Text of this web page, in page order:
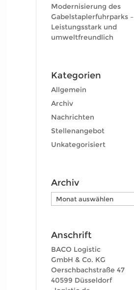
Modernisierung des
Gabelstaplerfuhrparks –
Leistungsstark und
umweltfreundlich
Kategorien
Allgemein
Archiv
Nachrichten
Stellenangebot
Unkategorisiert
Archiv
Archiv
Anschrift
BACO Logistic
GmbH & Co. KG
Oerschbachstraße 47
40599 Düsseldorf